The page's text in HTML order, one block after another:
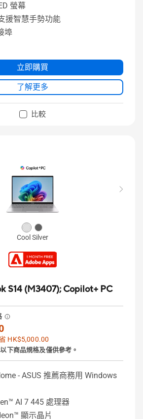
螢幕
援智慧手勢功能
埠
立即購買
了解更多
比較
Cool Silver
S14 (M3407);Copilot+ PC
HK$5,000.00
下商品規格及僅供參考。
- ASUS 推薦商務用 Windows
AI 7 445 處理器
顯示晶片